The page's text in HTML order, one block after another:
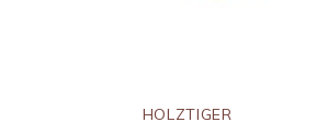
HOLZTIGER